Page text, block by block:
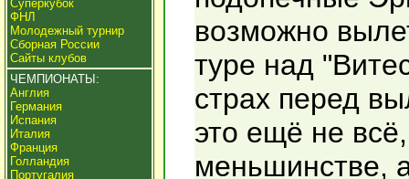
Суперкубок
ФНЛ
Молодежный турнир
Сборная России
Сайты клубов
ЧЕМПИОНАТЫ:
Англия
Германия
Испания
Италия
Франция
Голландия
Португалия
возможно
туре над
страх перед
это ещё не
меньшинстве,